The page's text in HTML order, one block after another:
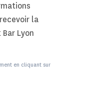
la
Lyon
en cliquant sur